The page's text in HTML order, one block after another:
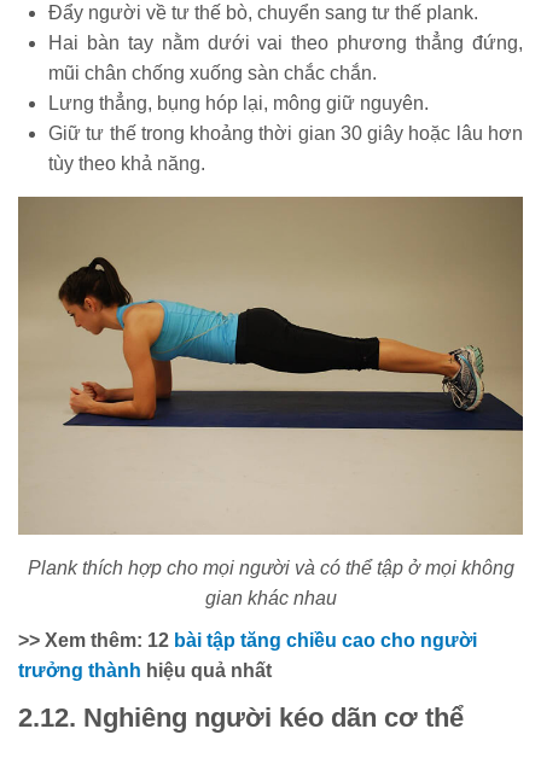
Đẩy người về tư thế bò, chuyển sang tư thế plank.
Hai bàn tay nằm dưới vai theo phương thẳng đứng,
mũi chân chống xuống sàn chắc chắn.
Lưng thẳng, bụng hóp lại, mông giữ nguyên.
Giữ tư thế trong khoảng thời gian 30 giây hoặc lâu hơn
tùy theo khả năng.
Plank thích hợp cho mọi người và có thể tập ở mọi không
gian khác nhau
>> Xem thêm: 12 bài tập tăng chiều cao cho người
trưởng thành hiệu quả nhất
2.12. Nghiêng người kéo dãn cơ thể